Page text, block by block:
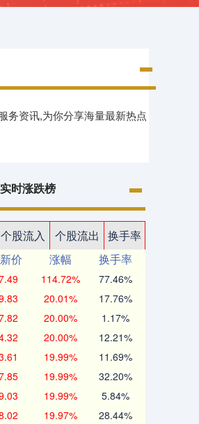
务资讯,为你分享海量最新热点
时涨跌榜
个股流入 个股流出
换手率
价 涨幅
换手率
114.72% 77.46%
20.01% 17.76%
20.00% 1.17%
20.00% 12.21%
19.99% 11.69%
19.99% 32.20%
19.99% 5.84%
19.97% 28.44%